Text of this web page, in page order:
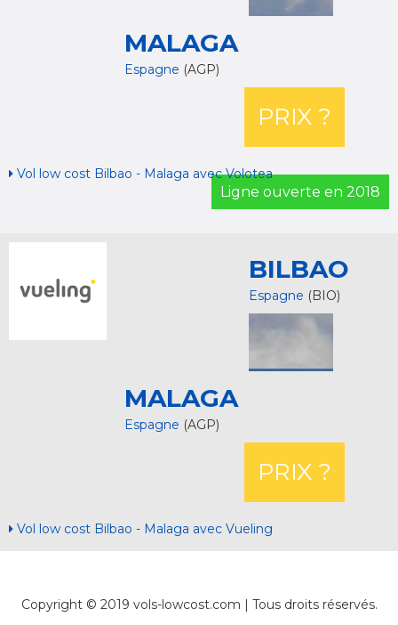
MALAGA
Espagne (AGP)
PRIX ?
Vol low cost Bilbao - Malaga avec Volotea
Ligne ouverte en 2018
BILBAO
Espagne (BIO)
MALAGA
Espagne (AGP)
PRIX ?
Vol low cost Bilbao - Malaga avec Vueling
Copyright © 2019 vols-lowcost.com | Tous droits réservés.